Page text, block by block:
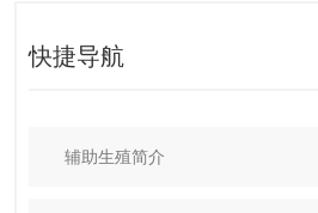
快捷导航
辅助生殖简介